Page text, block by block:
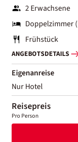
2 Erwachsene
Doppelzimmer
Frühstück
ANGEBOTSDETAILS
Eigenanreise
Nur Hotel
Reisepreis
Pro Person